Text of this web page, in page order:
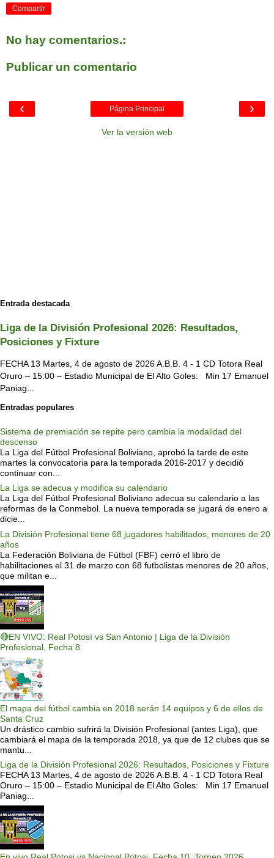
Compartir
No hay comentarios.:
Publicar un comentario
‹ ›
Página Principal
Ver la versión web
Entrada destacada
Liga de la División Profesional 2026: Resultados,
Posiciones y Fixture
FECHA 13 Martes, 4 de agosto de 2026 A.B.B. 4 - 1 CD Totora Real
Oruro – 15:00 – Estadio Municipal de El Alto Goles: Min 17 Emanuel
Paniag...
Entradas populares
Sistema de premiación se repite pero cambia la modalidad del
descenso
La Liga del Fútbol Profesional Boliviano, aprobó la tarde de este
martes la convocatoria para la temporada 2016-2017 y decidió
continuar con...
La Liga se adecua y modifica su calendario
La Liga del Fútbol Profesional Boliviano adecua su calendario a las
reformas de la Conmebol. La nueva temporada se jugará de enero a
dicie...
La División Profesional tiene 68 jugadores habilitados, menores de 20
años
La Federación Boliviana de Fútbol (FBF) cerró el libro de
habilitaciones el 31 de marzo con 68 futbolistas menores de 20 años,
que militan e...
🔴EN VIVO: Real Potosí vs San Antonio | Liga de la División
Profesional, Fecha 8
El mapa del fútbol cambia en 2018 serán 14 equipos y 6 de ellos de
Santa Cruz
Un drástico cambio sufrirá la División Profesional (antes Liga), que
cambiará el mapa de la temporada 2018, ya que de 12 clubes que se
mantu...
Liga de la División Profesional 2026: Resultados, Posiciones y Fixture
FECHA 13 Martes, 4 de agosto de 2026 A.B.B. 4 - 1 CD Totora Real
Oruro – 15:00 – Estadio Municipal de El Alto Goles: Min 17 Emanuel
Paniag...